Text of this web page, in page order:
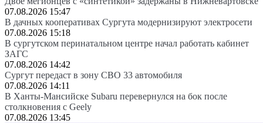
07.08.2026 15:47
В дачных кооперативах Сургута модернизируют электросети
07.08.2026 15:18
В сургутском перинатальном центре начал работать кабинет
ЗАГС
07.08.2026 14:42
Сургут передаст в зону СВО 33 автомобиля
07.08.2026 14:11
В Ханты-Мансийске Subaru перевернулся на бок после
столкновения с Geely
07.08.2026 13:45